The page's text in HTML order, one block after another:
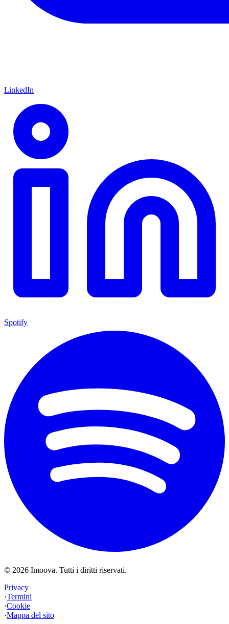
LinkedIn
Spotify
© 2026 Imoova. Tutti i diritti riservati.
Privacy
·Termini
·Cookie
·Mappa del sito